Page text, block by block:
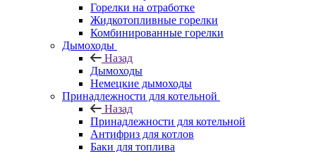
Горелки на отработке
Жидкотопливные горелки
Комбинированные горелки
Дымоходы
Назад
Дымоходы
Немецкие дымоходы
Принадлежности для котельной
Назад
Принадлежности для котельной
Антифриз для котлов
Баки для топлива